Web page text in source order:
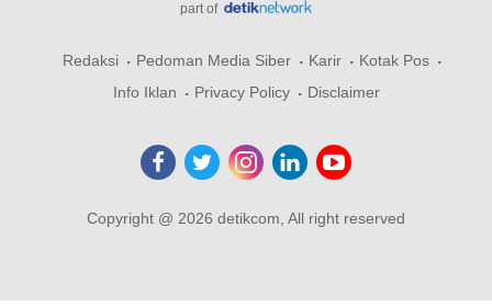
part of
Redaksi Pedoman Media Siber Karir
Kotak Pos
Info Iklan
Privacy Policy Disclaimer
Copyright @ 2026 detikcom, All right reserved